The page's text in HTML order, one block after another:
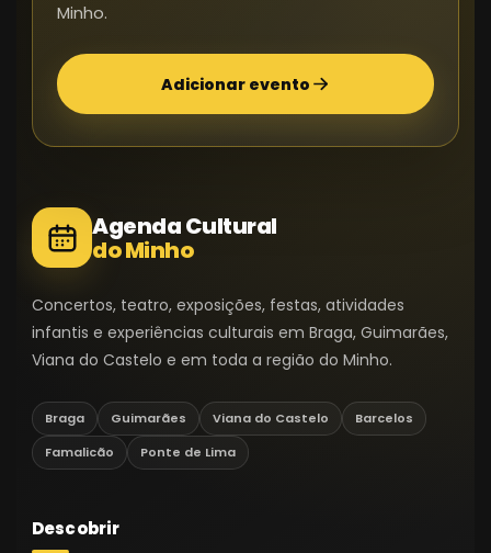
Minho.
Adicionar evento
Agenda Cultural
do Minho
Concertos, teatro, exposições, festas, atividades
infantis e experiências culturais em Braga, Guimarães,
Viana do Castelo e em toda a região do Minho.
Braga Guimarães Viana do Castelo
Barcelos
Famalicão
Ponte de Lima
Descobrir